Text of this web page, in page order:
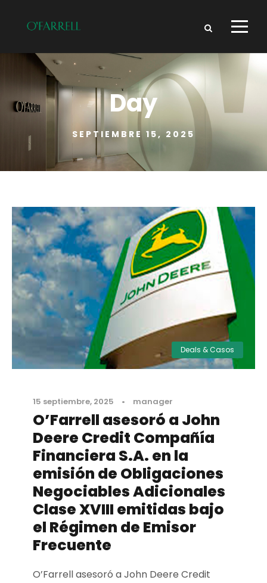
Day
SEPTIEMBRE 15, 2025
Deals & Casos
15 septiembre, 2025 • manager
O’Farrell asesoró a John
Deere Credit Compañía
Financiera S.A. en la
emisión de Obligaciones
Negociables Adicionales
Clase XVIII emitidas bajo
el Régimen de Emisor
Frecuente
O’Farrell asesoró a John Deere Credit